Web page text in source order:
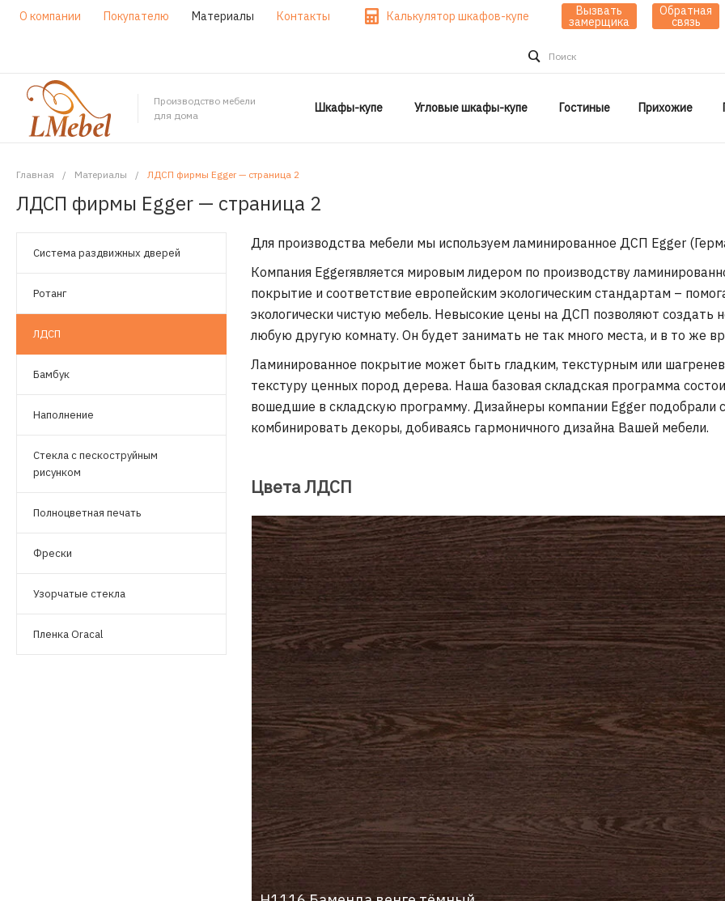
О компании Покупателю Материалы Контакты Калькулятор шкафов-купе Вызвать
замерщика
Обратная
связь
Поиск
Производство мебели
для дома
Шкафы-купе Угловые шкафы-купе Гостиные Прихожие
Главная / Материалы / ЛДСП фирмы Egger — страница 2
ЛДСП фирмы Egger — страница 2
Система раздвижных дверей
Ротанг
ЛДСП
Бамбук
Наполнение
Стекла с пескоструйным
рисунком
Полноцветная печать
Фрески
Узорчатые стекла
Пленка Oracal
Для производства мебели мы используем ламинированное ДСП Egger
Компания Eggerявляется мировым лидером по производству
покрытие и соответствие европейским экологическим стандартам –
экологически чистую мебель. Невысокие цены на ДСП позволяют создать
любую другую комнату. Он будет занимать не так много места, и в то же
Ламинированное покрытие может быть гладким, текстурным или
текстуру ценных пород дерева. Наша базовая складская программа
вошедшие в складскую программу. Дизайнеры компании Egger
комбинировать декоры, добиваясь гармоничного дизайна Вашей мебели.
Цвета ЛДСП